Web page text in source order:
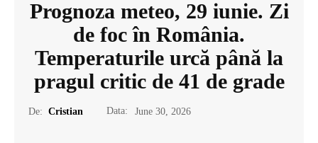
Prognoza meteo, 29 iunie. Zi
de foc în România.
Temperaturile urcă până la
pragul critic de 41 de grade
De: Cristian Data: June 30, 2026